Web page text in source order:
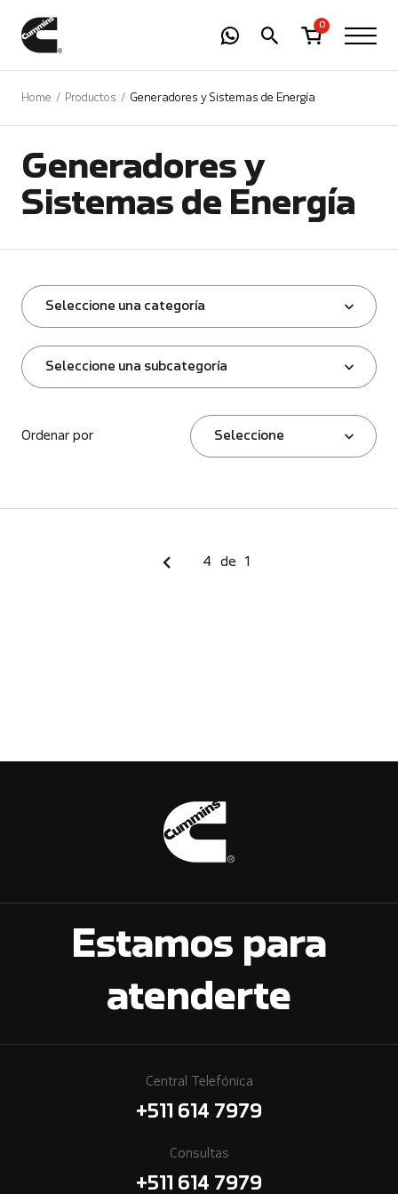
0
Home Productos Generadores y Sistemas de Energía
Generadores y
Sistemas de Energía
Seleccione una categoría
Seleccione una subcategoría
Ordenar por Seleccione
4 de 1
Estamos para
atenderte
Central Telefónica
+511 614 7979
Consultas
+511 614 7979